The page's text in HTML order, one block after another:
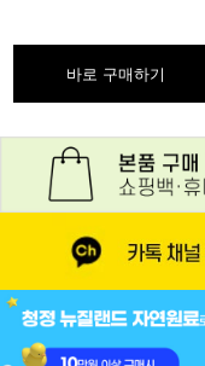
바로 구매하기